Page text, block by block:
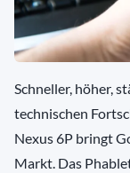
Schneller, höher,
technischen
Nexus 6P bringt
Markt. Das